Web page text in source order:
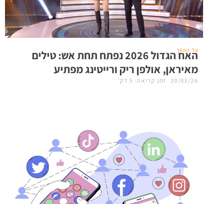
על המסך
האח הגדול 2026 נפתח תחת אש: טילים
מאיראן, אולפן ריק ורייטינג מפתיע
20/03/26 זמן קריאה: 5 דק'